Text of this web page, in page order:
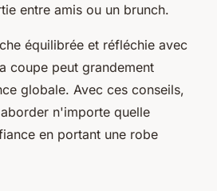
entre amis ou un brunch.
équilibrée et réfléchie avec
coupe peut grandement
globale. Avec ces conseils,
n'importe quelle
en portant une robe